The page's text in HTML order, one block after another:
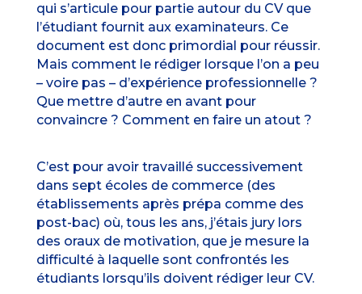
qui s’articule pour partie autour du CV que
l’étudiant fournit aux examinateurs. Ce
document est donc primordial pour réussir.
Mais comment le rédiger lorsque l’on a peu
– voire pas – d’expérience professionnelle ?
Que mettre d’autre en avant pour
convaincre ? Comment en faire un atout ?
C’est pour avoir travaillé successivement
dans sept écoles de commerce (des
établissements après prépa comme des
post-bac) où, tous les ans, j’étais jury lors
des oraux de motivation, que je mesure la
difficulté à laquelle sont confrontés les
étudiants lorsqu’ils doivent rédiger leur CV.